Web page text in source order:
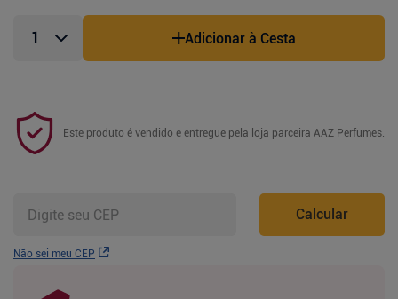
Adicionar à Cesta
Este produto é vendido e entregue pela loja parceira AAZ Perfumes.
Não sei meu CEP
Calcular